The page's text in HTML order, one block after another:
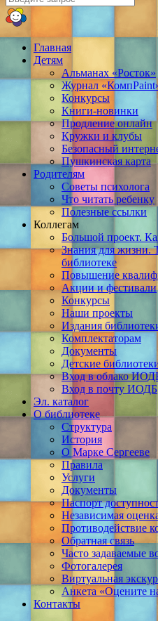
Главная
Детям
Альманах «Росток»
Журнал
Конкурсы
Книги-новинки
Продление онлайн
Кружки и клубы
Безопасный
Пушкинская карта
Родителям
Советы психолога
Что читать ребенку
Полезные ссылки
Коллегам
Большой проект.
Знания для жизни.
библиотеке
Повышение
Акции и фестивали
Конкурсы
Наши проекты
Издания
Комплектаторам
Документы
Детские
Вход в облако
Вход в почту ИОДБ
Эл. каталог
О библиотеке
Структура
История
О Марке Сергееве
Правила
Услуги
Документы
Паспорт
Независимая
Противодействие
Обратная связь
Часто задаваемые
Фотогалерея
Виртуальная
Анкета «Оцените
Контакты